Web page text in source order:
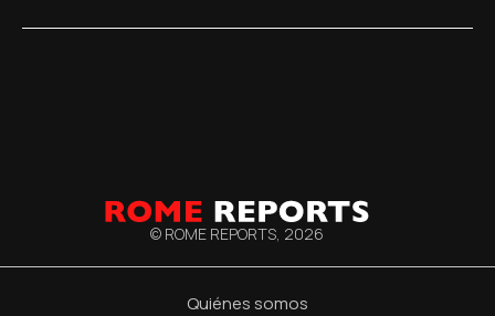
© ROME REPORTS, 2026
Quiénes somos